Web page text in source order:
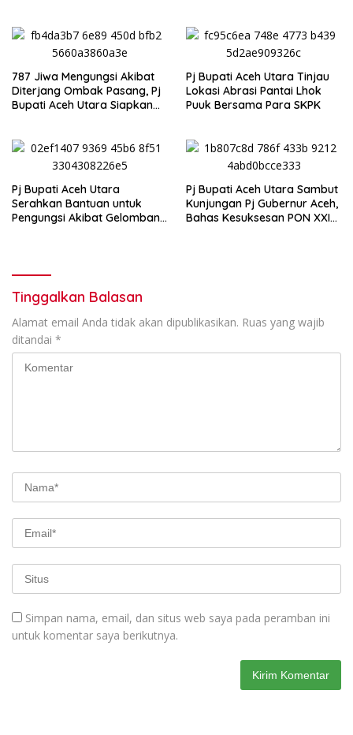
787 Jiwa Mengungsi Akibat
Diterjang Ombak Pasang, Pj
Bupati Aceh Utara Siapkan
Pj Bupati Aceh Utara Tinjau
Lokasi Abrasi Pantai Lhok
Puuk Bersama Para SKPK
Pj Bupati Aceh Utara
Serahkan Bantuan untuk
Pengungsi Akibat Gelombang
Pj Bupati Aceh Utara Sambut
Kunjungan Pj Gubernur Aceh,
Bahas Kesuksesan PON XXI
Tinggalkan Balasan
Alamat email Anda tidak akan dipublikasikan. Ruas yang wajib
ditandai *
Simpan nama, email, dan situs web saya pada peramban ini
untuk komentar saya berikutnya.